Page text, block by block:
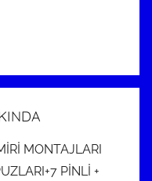
MONTAJLARI
PİNLİ +